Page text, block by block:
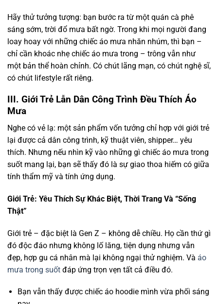
Hãy thử tưởng tượng: bạn bước ra từ một quán cà phê
sáng sớm, trời đổ mưa bất ngờ. Trong khi mọi người đang
loay hoay với những chiếc áo mưa nhăn nhúm, thì bạn –
chỉ cần khoác nhẹ chiếc áo mưa trong – trông vẫn như
một bản thể hoàn chỉnh. Có chút lãng mạn, có chút nghệ sĩ,
có chút lifestyle rất riêng.
III. Giới Trẻ Lẫn Dân Công Trình Đều Thích Áo
Mưa
Nghe có vẻ lạ: một sản phẩm vốn tưởng chỉ hợp với giới trẻ
lại được cả dân công trình, kỹ thuật viên, shipper… yêu
thích. Nhưng nếu nhìn kỹ vào những gì chiếc áo mưa trong
suốt mang lại, bạn sẽ thấy đó là sự giao thoa hiếm có giữa
tính thẩm mỹ và tính ứng dụng.
Giới Trẻ: Yêu Thích Sự Khác Biệt, Thời Trang Và “Sống
Thật”
Giới trẻ – đặc biệt là Gen Z – không dễ chiều. Họ cần thứ gì
đó độc đáo nhưng không lố lăng, tiện dụng nhưng vẫn
đẹp, hợp gu cá nhân mà lại không ngại thử nghiệm. Và áo
mưa trong suốt đáp ứng trọn vẹn tất cả điều đó.
Bạn vẫn thấy được chiếc áo hoodie mình vừa phối sáng